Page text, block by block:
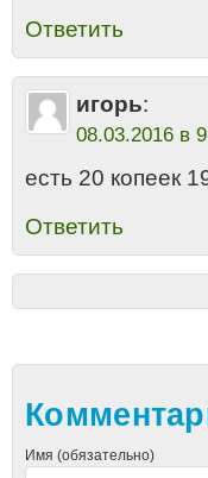
Ответить
игорь:
08.03.2016 в
есть 20 копеек
Ответить
Имя (обязательно)